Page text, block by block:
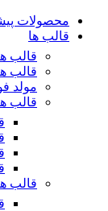
محصولات
قالب ها
قالب
قالب
مولد
قالب
قالب